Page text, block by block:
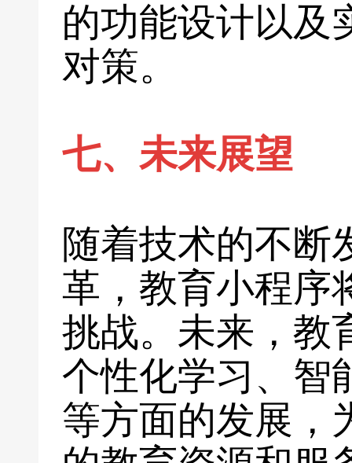
的功能设计以及
对策。
七、未来展望
随着技术的不断
革，教育小程序
挑战。未来，教
个性化学习、智
等方面的发展，